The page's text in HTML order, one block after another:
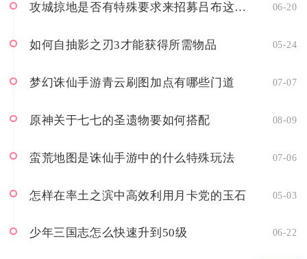
攻城掠地是否有特殊要求来招募吕布这个角色 06-20
如何自抽影之刃3才能获得所需物品 05-24
梦幻诛仙手游青云刷图加点有哪些门道 07-07
原神关于七七的圣遗物要如何搭配 08-09
蛮荒地图是诛仙手游中的什么特殊玩法 07-06
怎样在率土之滨中高效利用月卡党的玉石 05-03
少年三国志怎么快速升到50级 06-22